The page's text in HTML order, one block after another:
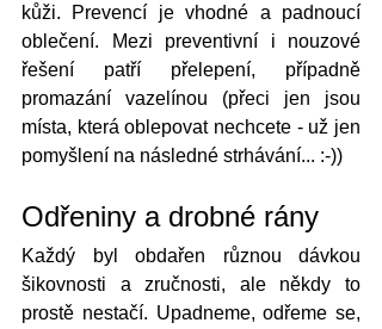
kůži. Prevencí je vhodné a padnoucí
oblečení. Mezi preventivní i nouzové
řešení patří přelepení, případně
promazání vazelínou (přeci jen jsou
místa, která oblepovat nechcete - už jen
pomyšlení na následné strhávání... :-))
Odřeniny a drobné rány
Každý byl obdařen různou dávkou
šikovnosti a zručnosti, ale někdy to
prostě nestačí. Upadneme, odřeme se,